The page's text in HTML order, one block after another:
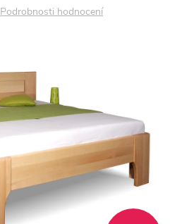
Podrobnosti hodnocení